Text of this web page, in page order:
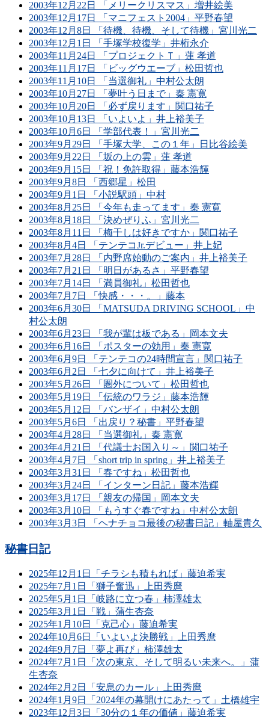
2003年12月22日 「メリークリスマス」増井絵美
2003年12月17日 「マニフェスト2004」平野春望
2003年12月8日 「待機、待機、そして待機」宮川光二
2003年12月1日 「手塚学校復学」井桁永介
2003年11月24日 「プロジェクトＴ」蓮 孝道
2003年11月17日 「ビッグウエーブ」松田哲也
2003年11月10日 「当選御礼」中村公太朗
2003年10月27日 「夢叶う日まで」秦 憲寛
2003年10月20日 「必ず戻ります」関口祐子
2003年10月13日 「いよいよ」井上裕美子
2003年10月6日 「学部代表！」宮川光二
2003年9月29日 「手塚大学、この１年」日比谷絵美
2003年9月22日 「坂の上の雲」蓮 孝道
2003年9月15日 「祝！免許取得」藤本浩輝
2003年9月8日 「西郷星」松田
2003年9月1日 「小説駅頭」中村
2003年8月25日 「今年も走ってます」秦 憲寛
2003年8月18日 「決めぜりふ」宮川光二
2003年8月11日 「梅干しは好きですか」関口祐子
2003年8月4日 「テンテコJr.デビュー」井上妃
2003年7月28日 「内野席始動のご案内」井上裕美子
2003年7月21日 「明日があるさ」平野春望
2003年7月14日 「満員御礼」松田哲也
2003年7月7日 「快感・・・。」藤本
2003年6月30日 「MATSUDA DRIVING SCHOOL」中
村公太朗
2003年6月23日 「我が輩は板である」岡本文夫
2003年6月16日 「ポスターの効用」秦 憲寛
2003年6月9日 「テンテコの24時間宣言」関口祐子
2003年6月2日 「七夕に向けて」井上裕美子
2003年5月26日 「圏外について」松田哲也
2003年5月19日 「伝統のワラジ」藤本浩輝
2003年5月12日 「バンザイ」中村公太朗
2003年5月6日 「出戻り？秘書」平野春望
2003年4月28日 「当選御礼」秦 憲寛
2003年4月21日 「代議士お国入り～」関口祐子
2003年4月7日 「short trip in spring」井上裕美子
2003年3月31日 「春ですね」松田哲也
2003年3月24日 「インターン日記」藤本浩輝
2003年3月17日 「親友の帰国」岡本文夫
2003年3月10日 「もうすぐ春ですね」中村公太朗
2003年3月3日 「ヘナチョコ最後の秘書日記」軸屋貴久
秘書日記
2025年12月1日「チラシも積もれば」藤迫希実
2025年7月1日「獅子奮迅」上田秀麿
2025年5月1日「岐路に立つ春」柿澤雄太
2025年3月1日「戦」蒲生杏奈
2025年1月10日「克己心」藤迫希実
2024年10月6日「いよいよ決勝戦」上田秀麿
2024年9月7日「夢よ再び」柿澤雄太
2024年7月1日「次の東京、そして明るい未来へ。」蒲
生杏奈
2024年2月2日「安息のカール」上田秀麿
2024年1月9日「2024年の幕開けにあたって」土橋雄宇
2023年12月3日「30分の１年の価値」藤迫希実